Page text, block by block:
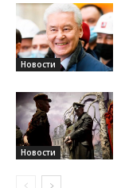
Новости
Новости